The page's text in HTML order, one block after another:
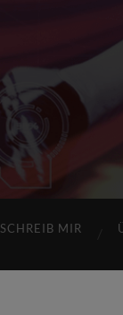
SCHREIB MIR